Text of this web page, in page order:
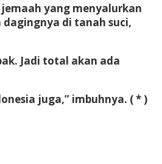
yang menyalurkan
dagingnya di tanah suci,
Jadi total akan ada
juga,” imbuhnya. ( * )